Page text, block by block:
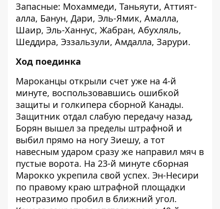
Запасные: Мохаммеди, Таньяути, Аттият-
алла, Банун, Дари, Эль-Ямик, Амалла,
Шаир, Эль-Ханнус, Жабран, Абухляль,
Шеддира, Эззальзули, Амдалла, Зарури.
Ход поединка
Мароканцы открыли счет уже на 4-й
минуте, воспользовавшись ошибкой
защиты и голкипера сборной Канады.
Защитник отдал слабую передачу назад,
Борян вышел за пределы штрафной и
выбил прямо на ногу Зиешу, а тот
навесным ударом сразу же направил мяч в
пустые ворота. На 23-й минуте сборная
Марокко укрепила свой успех. Эн-Несири
по правому краю штрафной площадки
неотразимо пробил в ближний угол.